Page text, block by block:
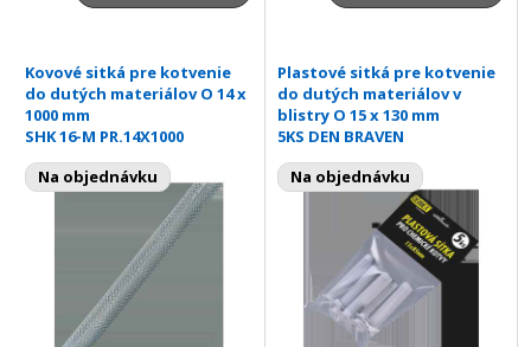
Kovové sitká pre kotvenie
do dutých materiálov O 14 x
1000 mm
SHK 16-M PR.14X1000
Na objednávku
Plastové sitká pre kotvenie
do dutých materiálov v
blistry O 15 x 130 mm
5KS DEN BRAVEN
Na objednávku